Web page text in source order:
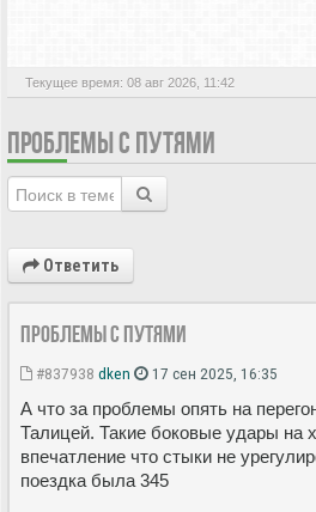
Текущее время: 08 авг 2026, 11:42
ПРОБЛЕМЫ С ПУТЯМИ
Ответить
Проблемы с путями
#837938 dken 17 сен 2025, 16:35
А что за проблемы опять на
Талицей. Такие боковые удары на
впечатление что стыки не
поездка была 345